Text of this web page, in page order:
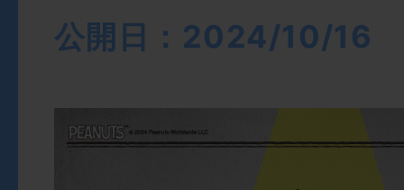
公開日：2024/10/16